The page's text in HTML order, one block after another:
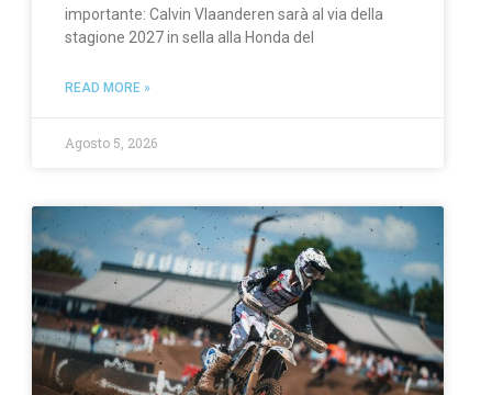
importante: Calvin Vlaanderen sarà al via della
stagione 2027 in sella alla Honda del
READ MORE »
Agosto 5, 2026